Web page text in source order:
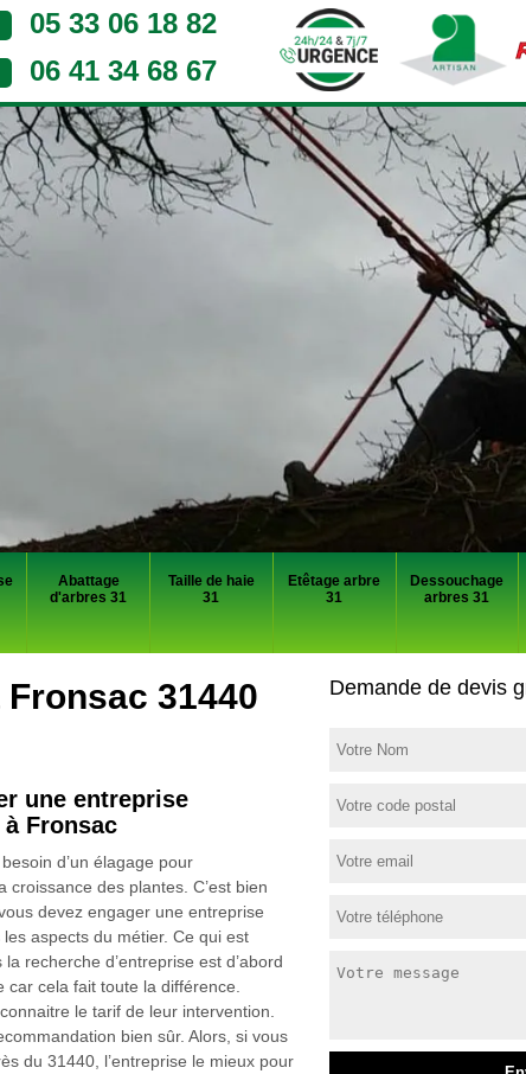
05 33 06 18 82
06 41 34 68 67
Abattage
d'arbres 31
Taille de haie
31
Etêtage arbre
31
Dessouchage
arbres 31
31440
une entreprise
à Fronsac
d’un élagage pour
croissance des plantes. C’est bien
devez engager une entreprise
aspects du métier. Ce qui est
recherche d’entreprise est d’abord
car cela fait toute la différence.
le tarif de leur intervention.
bien sûr. Alors, si vous
du 31440, l’entreprise le mieux pour
Demande de devis